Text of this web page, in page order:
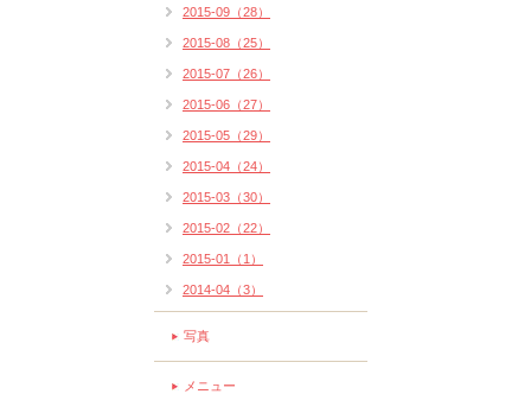
2015-09（28）
2015-08（25）
2015-07（26）
2015-06（27）
2015-05（29）
2015-04（24）
2015-03（30）
2015-02（22）
2015-01（1）
2014-04（3）
写真
メニュー